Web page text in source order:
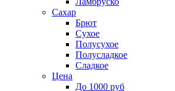
Сахар
Брют
Сухое
Полусухое
Полусладкое
Сладкое
Цена
До 1000 руб